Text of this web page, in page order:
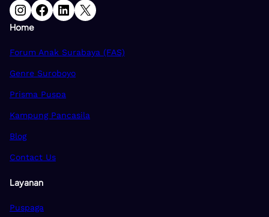
Instagram Facebook LinkedIn X
Home
Forum Anak Surabaya (FAS)
Genre Suroboyo
Prisma Puspa
Kampung Pancasila
Blog
Contact Us
Layanan
Puspaga